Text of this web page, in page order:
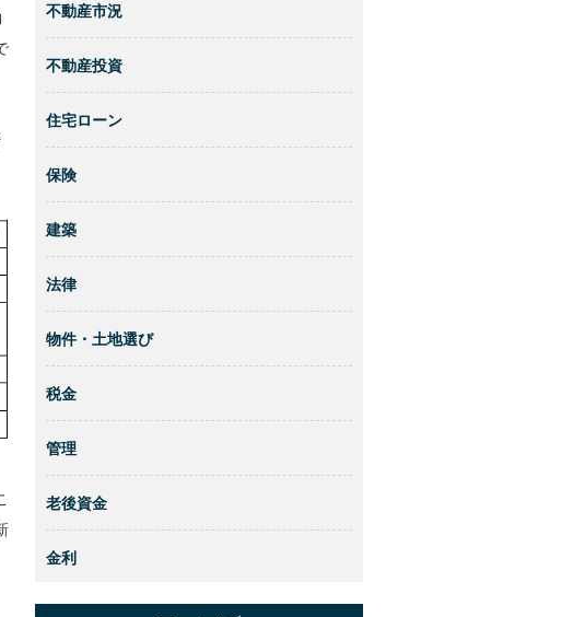
不動産市況
不動産投資
住宅ローン
保険
建築
法律
物件・土地選び
税金
管理
老後資金
金利